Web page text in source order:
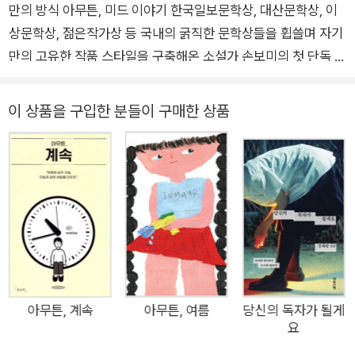
만의 방식 아무튼, 미드 이야기 한국일보문학상, 대산문학상, 이
상문학상, 젊은작가상 등 국내의 굵직한 문학상들을 휩쓸며 자기
만의 고유한 작품 스타일을 구축해온 소설가 손보미의 첫 단독 에
번째 책으로, 그가 오랫동안 사랑해온 미드(미국 드라마)에 관한
이 일어날 수 있지?” 작가의 미드 사랑은 2004년 미국 ABC에
서 처음 방영된 <로스트>로부터 시작되었지만, 미드에 대한 기
억은 훨씬 더 오래전으로 거슬러 올라간다. 평일 저녁이나 주말
오후 TV를 켜면 흘러나오던 <탐정 몽크>, <베벌리힐스의 아이
들>, <케빈은 열두 살> 같은 외화 시리즈물이 그것이다. OTT
같은 플랫폼 서비스가 전혀 없던 시절, 어렵게 구해서 본 <섹스
앤드 더 시티>나 <퀴어 애즈 포크>, <프렌즈> 속 세상은 말 그
대로 신세계였다. “그 당시 내가 미드를 보며 가장 놀라웠던 것
이 상품을 구입한 분들이 구매한 상품
아무튼, 계속 아무튼, 여름
당신의 독자가 될게
요